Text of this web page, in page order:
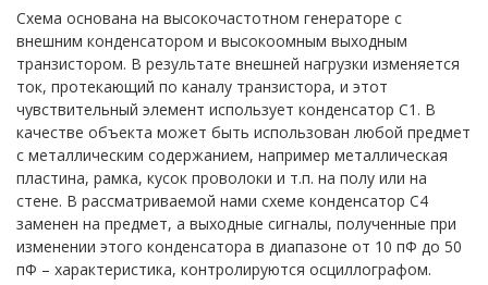
Схема основана на высокочастотном генераторе с
внешним конденсатором и высокоомным выходным
транзистором. В результате внешней нагрузки изменяется
ток, протекающий по каналу транзистора, и этот
чувствительный элемент использует конденсатор С1. В
качестве объекта может быть использован любой предмет
с металлическим содержанием, например металлическая
пластина, рамка, кусок проволоки и т.п. на полу или на
стене. В рассматриваемой нами схеме конденсатор С4
заменен на предмет, а выходные сигналы, полученные при
изменении этого конденсатора в диапазоне от 10 пФ до 50
пФ – характеристика, контролируются осциллографом.